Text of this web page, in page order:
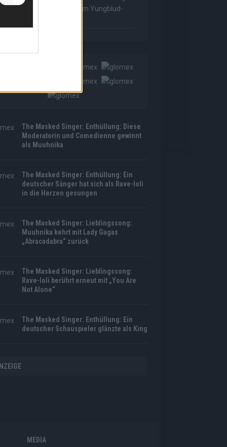
Made For Loving You“ im Yungblud-
The Masked Singer: Enthüllung: Diese
Moderatorin und Comedienne gewinnt
als Muuhnika
The Masked Singer: Enthüllung: Ein
deutscher Sänger hat sich als Rave-Ioli
in die Herzen gesungen
The Masked Singer: Lieblingssong:
Muuhnika kehrt mit Lady Gagas
„Abracadabra“ zurück
The Masked Singer: Lieblingssong:
Rave-Ioli berührt erneut mit „You Are
Not Alone“
The Masked Singer: Enthüllung: Ein
deutscher Schauspieler glänzte als King
MEDIA